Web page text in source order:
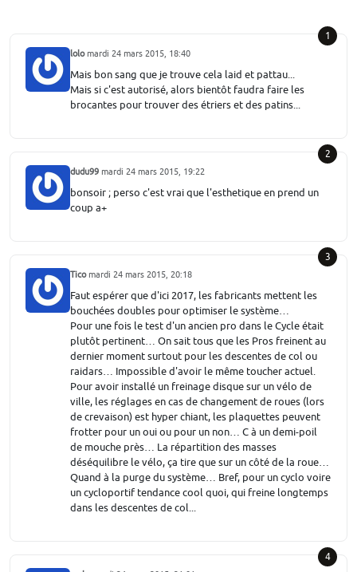
1
lolomardi 24 mars 2015, 18:40
Mais bon sang que je trouve cela laid et pattau...
Mais si c'est autorisé, alors bientôt faudra faire les
brocantes pour trouver des étriers et des patins...
2
dudu99 mardi 24 mars 2015, 19:22
bonsoir ; perso c'est vrai que l'esthetique en prend un
coup a+
3
Ticomardi 24 mars 2015, 20:18
Faut espérer que d'ici 2017, les fabricants mettent les
bouchées doubles pour optimiser le système…
Pour une fois le test d'un ancien pro dans le Cycle était
plutôt pertinent… On sait tous que les Pros freinent au
dernier moment surtout pour les descentes de col ou
raidars… Impossible d'avoir le même toucher actuel.
Pour avoir installé un freinage disque sur un vélo de
ville, les réglages en cas de changement de roues (lors
de crevaison) est hyper chiant, les plaquettes peuvent
frotter pour un oui ou pour un non… C à un demi-poil
de mouche près… La répartition des masses
déséquilibre le vélo, ça tire que sur un côté de la roue…
Quand à la purge du système… Bref, pour un cyclo voire
un cycloportif tendance cool quoi, qui freine longtemps
dans les descentes de col...
4